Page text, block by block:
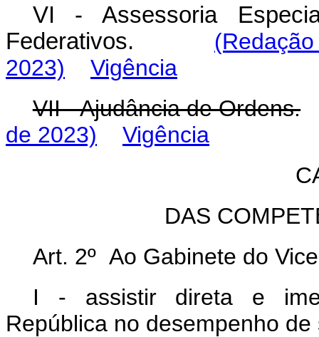
VI - Assessoria
Federativos.
2023)
Vigência
VII - Ajudância de Ordens.
de 2023)
Vigência
DAS
Art. 2º Ao Gabinete do
I - assistir direta e
República no desempenho